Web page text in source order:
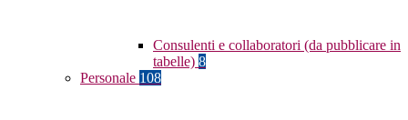
Consulenti e collaboratori (da pubblicare in
tabelle) 8
Personale 108